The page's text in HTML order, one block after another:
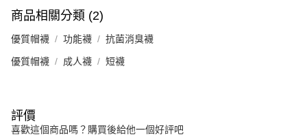
商品相關分類 (2)
優質帽襪 功能襪 抗菌消臭襪
優質帽襪 成人襪 短襪
評價
喜歡這個商品嗎？購買後給他一個好評吧